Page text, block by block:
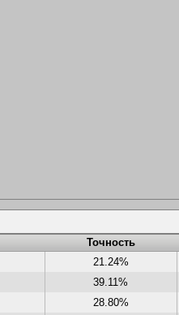
Точность
21.24%
39.11%
28.80%